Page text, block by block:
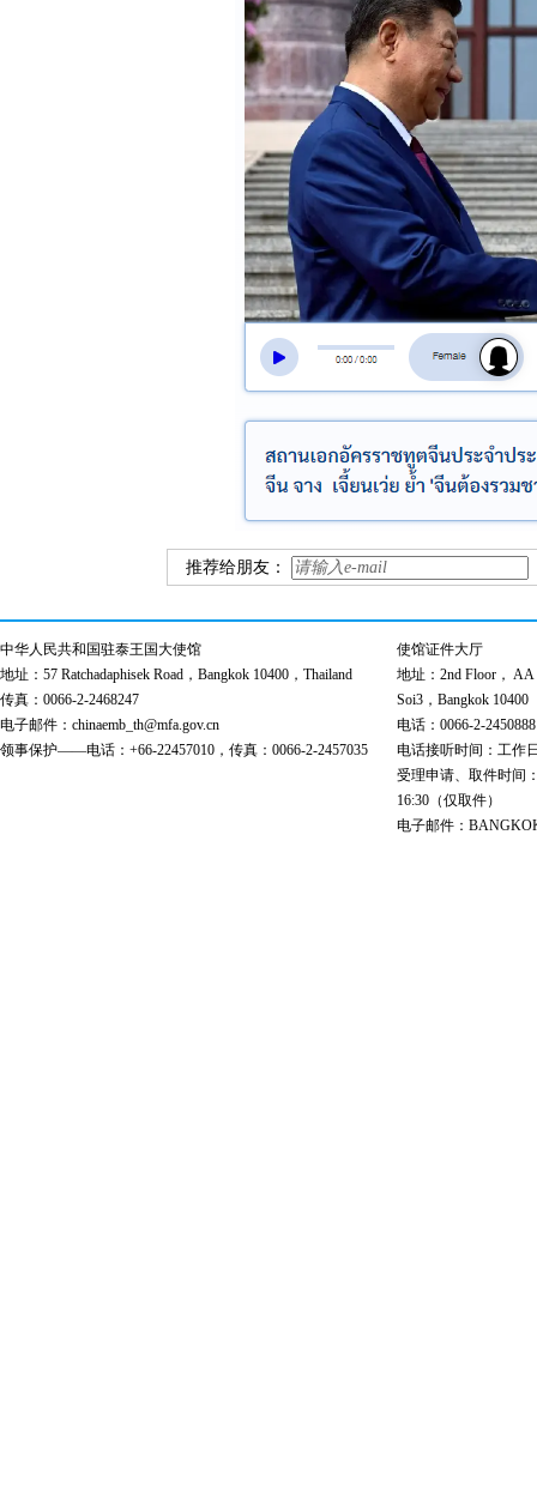
推荐给朋友：
中华人民共和国驻泰王国大使馆
地址：57 Ratchadaphisek Road，Bangkok 10400，Thailand
传真：0066-2-2468247
电子邮件：chinaemb_th@mfa.gov.cn
领事保护——电话：+66-22457010，传真：0066-2-2457035
使馆证件大厅
地址：2nd Floor， AA
Soi3，Bangkok 10400
电话：0066-2-
电话接听时间：工作
受理申请、取件时间
16:30（仅取件）
电子邮件：